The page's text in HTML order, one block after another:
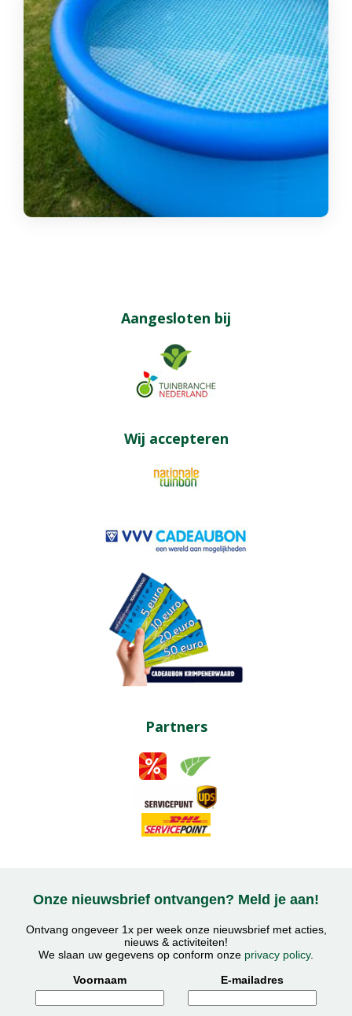
Aangesloten bij
Wij accepteren
Partners
Onze nieuwsbrief ontvangen? Meld je aan!
Ontvang ongeveer 1x per week onze nieuwsbrief met acties,
nieuws & activiteiten!
We slaan uw gegevens op conform onze privacy policy.
Voornaam
E-mailadres